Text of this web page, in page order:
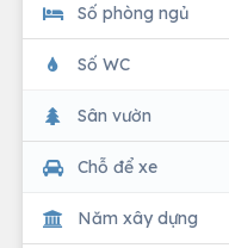
Số phòng ngủ
Số WC
Sân vườn
Chỗ để xe
Năm xây dựng